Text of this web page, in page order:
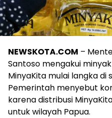
NEWSKOTA.COM –
Santoso mengakui
MinyaKita mulai langka di
Pemerintah menyebut
karena distribusi
untuk wilayah Papua.